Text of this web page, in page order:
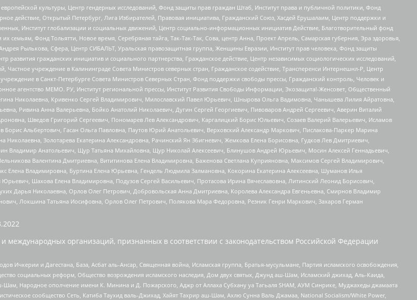
культуры, Центр гендерных исследований, Фонд защиты прав граждан Штаб, Институт права и публичной политики, Фонд
Открытый Петербург, Лига Избирателей, Правовая инициатива, Гражданский Союз, Хасдей Ерушалаим, Центр поддержки и
Институт глобализации и социальных движений, Центр социально-информационных инициатив Действие, Благотворительный фонд
Фонд Тольятти, Новое время, Серебряная тайга, Так-Так-Так, Сова, центр Анна, Проект Апрель, Самарская губерния, Эра здоровья,
Рылькова, Сфера, Центр СИБАЛЬТ, Уральская правозащитная группа, Женщины Евразии, Институт прав человека, Фонд защиты
развития гражданских инициатив и социального партнерства, Гражданское действие, Центр независимых социологических исследований,
учреждение в Калининграде Совета Министров северных стран, Гражданское содействие, Трансперенси Интернешнл-Р, Центр
в Санкт-Петербурге Совета Министров Северных Стран, Фонд поддержки свободы прессы, Гражданский контроль, Человек и
агентство МЕМО. РУ, Институт региональной прессы, Институт Развития Свободы Информации, Экозащита!-Женсовет, Общественный
Николаевна, Кривенко Сергей Владимирович, Милославский Павел Юрьевич, Шнырова Ольга Вадимовна, Чанышева Лилия Айратовна,
Ривина Анна Валерьевна, Бойко Анатолий Николаевич, Дугин Сергей Георгиевич, Пивоваров Андрей Сергеевич, Аверин Виталий
Шведов Григорий Сергеевич, Пономарев Лев Александрович, Каргалицкий Борис Юльевич, Созаев Валерий Валерьевич, Исламов
Альбертович, Гасан Ольга Павловна, Паутов Юрий Анатольевич, Верховский Александр Маркович, Пислакова-Паркер Марина
Золотарева Екатерина Александровна, Рачинский Ян Збигневич, Жемкова Елена Борисовна, Гудков Лев Дмитриевич,
Владимир Анатольевич, Щур Татьяна Михайловна, Щур Николай Алексеевич, Блинушов Андрей Юрьевич, Мосин Алексей Геннадьевич,
Валентина Дмитриевна, Вититинова Елена Владимировна, Баженова Светлана Куприяновна, Максимов Сергей Владимирович,
Елена Владимировна, Буртина Елена Юрьевна, Гендель Людмила Залмановна, Кокорина Екатерина Алексеевна, Шуманов Илья
Шахова Елена Владимировна, Подузов Сергей Васильевич, Протасова Ирина Вячеславовна, Литинский Леонид Борисович,
Дарья Николаевна, Орлов Олег Петрович, Добровольская Анна Дмитриевна, Королева Александра Евгеньевна, Смирнов Владимир
Локшина Татьяна Иосифовна, Орлов Олег Петрович, Полякова Мара Федоровна, Резник Генри Маркович, Захаров Герман
организаций, признанных в соответствии с законодательством Российской Федерации
Ичкерии и Дагестана, База, Асбат аль-Ансар, Священная война, Исламская группа, Братья-мусульмане, Партия исламского освобождения,
социальных реформ, Общество возрождения исламского наследия, Дом двух святых, Джунд аш-Шам, Исламский джихад, Аль-Каида,
Шам, Народное ополчение имени К. Минина и Д. Пожарского, Аджр от Аллаха Субхану уа Тагьаля SHAM, АУМ Синрике, Муджахеды джамаата
сообщество Сеть, Катиба Таухид валь-Джихад, Хайят Тахрир аш-Шам, Ахлю Сунна Валь Джамаа, National Socialism/White Power,